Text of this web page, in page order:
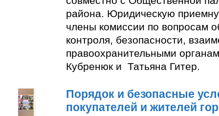
района. Юридическую
члены комиссии по вопросам
контроля, безопасности,
правоохранительными
Кубренюк и Татьяна Гитер.
Порядок и безопасные
покупателей и жителей